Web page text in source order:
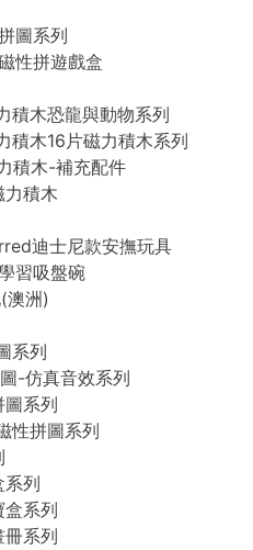
圖系列
性拼遊戲盒
積木恐龍與動物系列
積木16片磁力積木系列
積木-補充配件
積木
迪士尼款安撫玩具
習吸盤碗
澳洲)
系列
-仿真音效系列
系列
性拼圖系列
系列
系列
系列